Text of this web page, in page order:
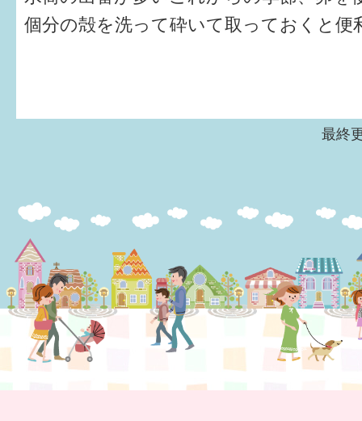
個分の殻を洗って砕いて取っておくと便
最終
妊娠
6か月〜1歳
就学後〜
子育てマップ
イベントレポート
なるほどコラム